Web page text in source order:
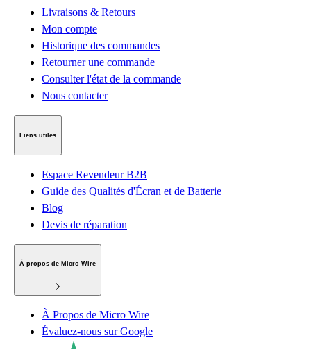
Livraisons & Retours
Mon compte
Historique des commandes
Retourner une commande
Consulter l'état de la commande
Nous contacter
Liens utiles
Espace Revendeur B2B
Guide des Qualités d'Écran et de Batterie
Blog
Devis de réparation
À propos de Micro Wire
À Propos de Micro Wire
Évaluez-nous sur Google